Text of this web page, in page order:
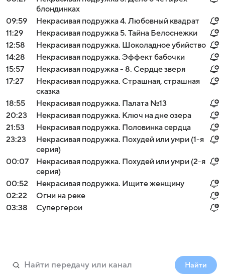
блондинках
09:59
Некрасивая подружка 4. Любовный квадрат
11:29
Некрасивая подружка 5. Тайна Белоснежки
12:58
Некрасивая подружка. Шоколадное убийство
14:28
Некрасивая подружка. Эффект бабочки
15:57
Некрасивая подружка - 8. Сердце зверя
17:27
Некрасивая подружка. Страшная, страшная
сказка
18:55
Некрасивая подружка. Палата №13
20:23
Некрасивая подружка. Ключ на дне озера
21:53
Некрасивая подружка. Половинка сердца
23:23
Некрасивая подружка. Похудей или умри (1-я
серия)
00:07
Некрасивая подружка. Похудей или умри (2-я
серия)
00:52
Некрасивая подружка. Ищите женщину
02:22
Огни на реке
03:38
Супергерои
Найти